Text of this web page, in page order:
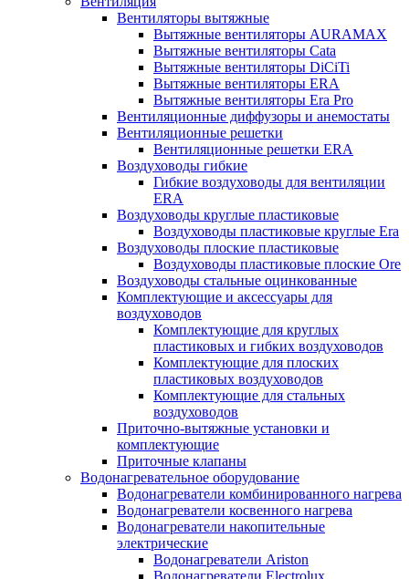
Вентиляторы вытяжные
Вытяжные вентиляторы AURAMAX
Вытяжные вентиляторы Cata
Вытяжные вентиляторы DiCiTi
Вытяжные вентиляторы ERA
Вытяжные вентиляторы Era Pro
Вентиляционные диффузоры и анемостаты
Вентиляционные решетки
Вентиляционные решетки ERA
Воздуховоды гибкие
Гибкие воздуховоды для вентиляции
ERA
Воздуховоды круглые пластиковые
Воздуховоды пластиковые круглые Era
Воздуховоды плоские пластиковые
Воздуховоды пластиковые плоские Ore
Воздуховоды стальные оцинкованные
Комплектующие и аксессуары для
воздуховодов
Комплектующие для круглых
пластиковых и гибких воздуховодов
Комплектующие для плоских
пластиковых воздуховодов
Комплектующие для стальных
воздуховодов
Приточно-вытяжные установки и
комплектующие
Приточные клапаны
Водонагревательное оборудование
Водонагреватели комбинированного нагрева
Водонагреватели косвенного нагрева
Водонагреватели накопительные
электрические
Водонагреватели Ariston